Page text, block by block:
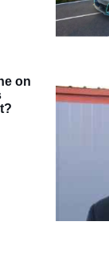
on